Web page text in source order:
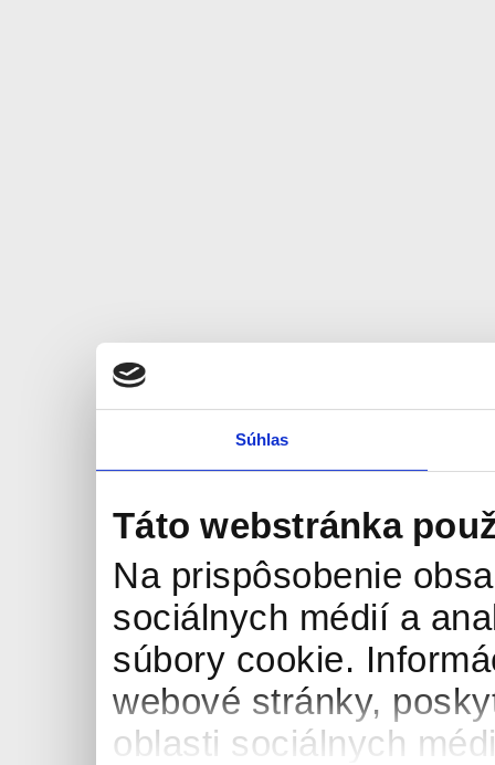
Súhlas
Táto webstránka
Na prispôsobenie
sociálnych médií a
súbory cookie.
webové stránky,
oblasti sociálnych